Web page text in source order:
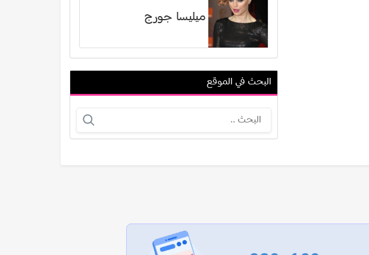
ميليسا جورج
جوش شوارتز
عرض الكل
البحث في الموقع